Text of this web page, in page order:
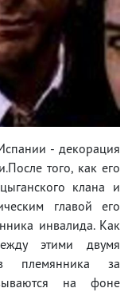
- декорация
того, как его
клана и
главой его
инвалида. Как
этими двумя
племянника за
на фоне